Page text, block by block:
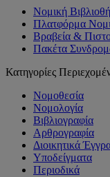
Νομική
Πλατφόρμα
Βραβεία &
Πακέτα
Κατηγορίες
Νομοθεσία
Νομολογία
Βιβλιογραφία
Αρθρογραφία
Διοικητικά
Υποδείγματα
Περιοδικά